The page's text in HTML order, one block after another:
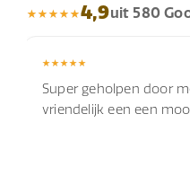
4,9uit 580
Super geholpen door
vriendelijk een een